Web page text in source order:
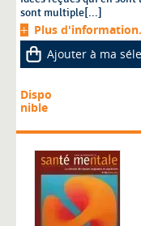
sont multiple[...]
Plus
Ajouter à ma
Dispo
nible